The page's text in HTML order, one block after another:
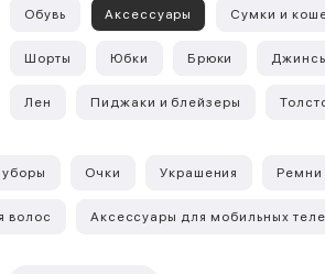
Обувь Аксессуары Сумки и
Шорты Юбки Брюки
Лен Пиджаки и блейзеры
Очки Украшения Ремни
волос Аксессуары для мобильных